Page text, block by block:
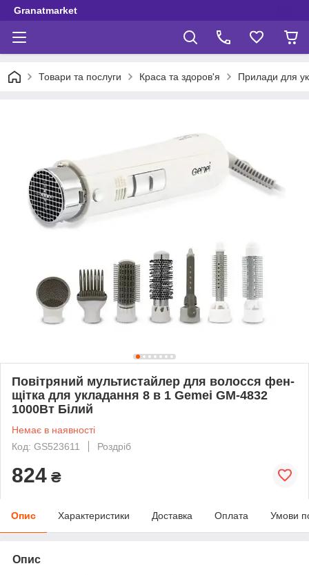
Granatmarket
Товари та послуги Краса та здоров'я Прилади для
Повітряний мультистайлер для волосся фен-
щітка для укладання 8 в 1 Gemei GM-4832
1000Вт Білий
Немає в наявності
Код: GS523611
Роздріб
824 ₴
Опис Характеристики Доставка Оплата Умови
Опис